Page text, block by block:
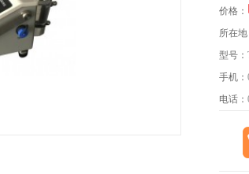
价格：
所在地
型号：
手机：
电话：